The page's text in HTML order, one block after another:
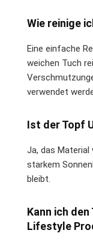
Wie reinige
Eine einfache
weichen Tuch
verwendet
Ist der Topf
Ja, das Material
starkem
bleibt.
Kann ich
Lifestyle